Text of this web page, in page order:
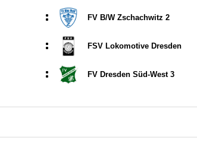
: FV B/​W Zschachwitz 2
: FSV Lokomotive Dresden
: FV Dresden Süd-West 3